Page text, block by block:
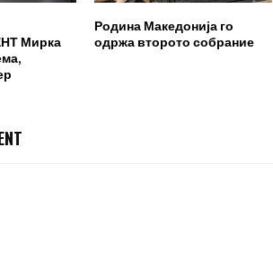
Мирка
Родина Македонија го
одржа второто собрание